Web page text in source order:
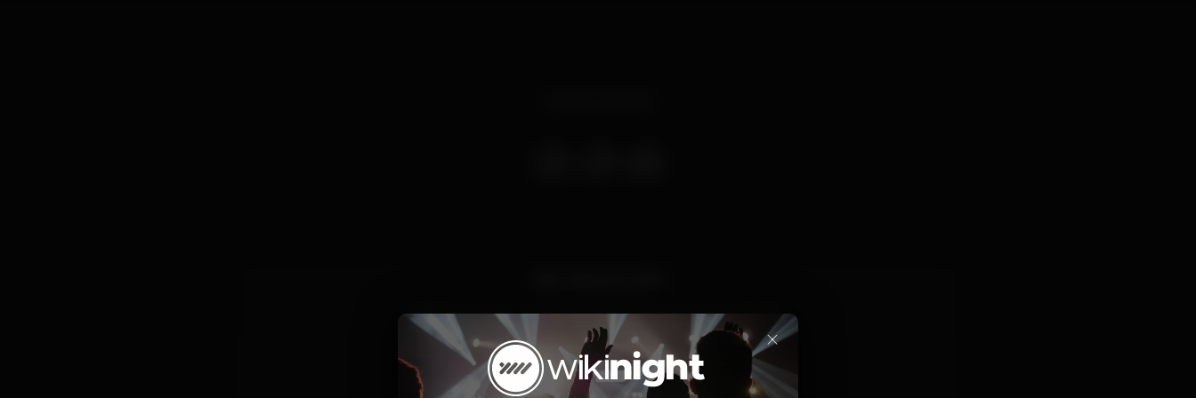
Boîte New Year celebration is hosted by Moët & Chandon.
#boiteporto #nye #nodrama #itsallinyourmind
● More info soon
×